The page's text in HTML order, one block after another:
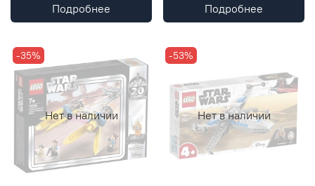
Подробнее Подробнее
Нет в наличии
-35%
Нет в наличии
-53%